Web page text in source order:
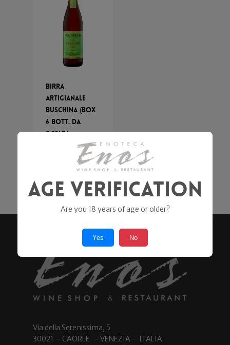
Birra
Artigianale
Buschina (Box
6 bott. da
0,33lt.)
Birrificio San
Via della Serenissima, 5
30021 – CAORLE – VENEZIA – ITALIA
Age Verification
Are you 18 years of age or older?
Yes No